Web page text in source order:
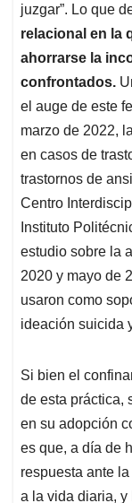
juzgar”. Lo que
relacional en la
ahorrarse la
confrontados.
el auge de este
marzo de 2022,
en casos de
trastornos de
Centro
Instituto
estudio sobre la
2020 y mayo de
usaron como
ideación suicida
Si bien el
de esta práctica,
en su adopción
es que, a día de
respuesta ante
a la vida diaria,